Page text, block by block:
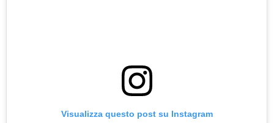
Visualizza questo post su Instagram